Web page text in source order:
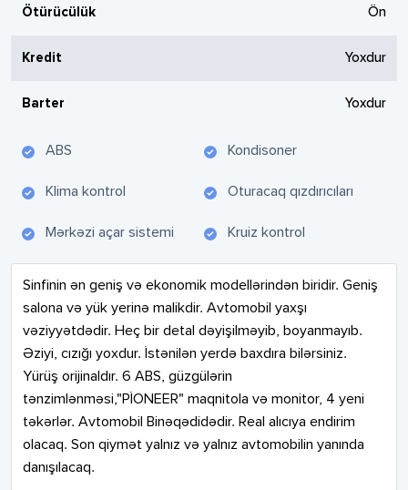
Ötürücülük Ön
Kredit Yoxdur
Barter Yoxdur
ABS Kondisoner
Klima kontrol Oturacaq qızdırıcıları
Mərkəzi açar sistemi Kruiz kontrol
Sinfinin ən geniş və ekonomik modellərindən biridir. Geniş
salona və yük yerinə malikdir. Avtomobil yaxşı
vəziyyətdədir. Heç bir detal dəyişilməyib, boyanmayıb.
Əziyi, cızığı yoxdur. İstənilən yerdə baxdıra bilərsiniz.
Yürüş orijinaldır. 6 ABS, güzgülərin
tənzimlənməsi,"PİONEER" maqnitola və monitor, 4 yeni
təkərlər. Avtomobil Binəqədidədir. Real alıcıya endirim
olacaq. Son qiymət yalnız və yalnız avtomobilin yanında
danışılacaq.